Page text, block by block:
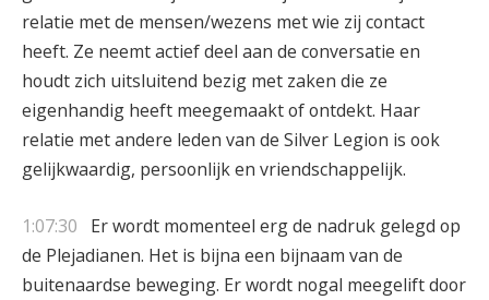
relatie met de mensen/wezens met wie zij contact
heeft. Ze neemt actief deel aan de conversatie en
houdt zich uitsluitend bezig met zaken die ze
eigenhandig heeft meegemaakt of ontdekt. Haar
relatie met andere leden van de Silver Legion is ook
gelijkwaardig, persoonlijk en vriendschappelijk.
1:07:30
Er wordt momenteel erg de nadruk gelegd op
de Plejadianen. Het is bijna een bijnaam van de
buitenaardse beweging. Er wordt nogal meegelift door